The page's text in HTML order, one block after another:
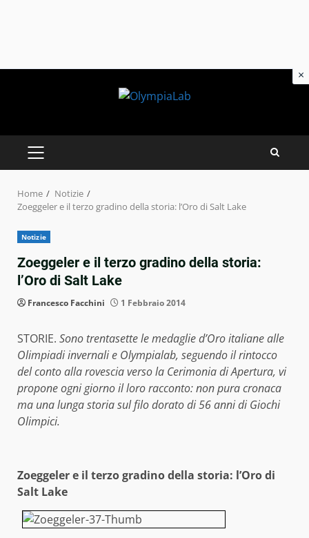
PRIMARY
MENU
Home
Notizie
Zoeggeler e il terzo gradino della storia: l’Oro di Salt Lake
Notizie
Zoeggeler e il terzo gradino della storia:
l’Oro di Salt Lake
Francesco Facchini 1 Febbraio 2014
STORIE. Sono trentasette le medaglie d’Oro italiane alle
Olimpiadi invernali e Olympialab, seguendo il rintocco
del conto alla rovescia verso la Cerimonia di Apertura, vi
propone ogni giorno il loro racconto: non pura cronaca
ma una lunga storia sul filo dorato di 56 anni di Giochi
Olimpici.
Zoeggeler e il terzo gradino della storia: l’Oro di
Salt Lake
×